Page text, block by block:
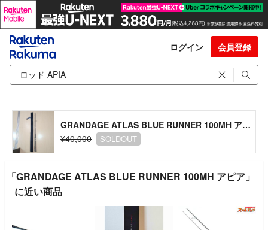
ログイン 会員登録
GRANDAGE ATLAS BLUE RUNNER 100MH アピア
¥40,000
SOLDOUT
「GRANDAGE ATLAS BLUE RUNNER 100MH アピア」
に近い商品